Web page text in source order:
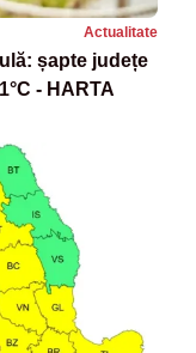
Actualitate
șapte județe
- HARTA